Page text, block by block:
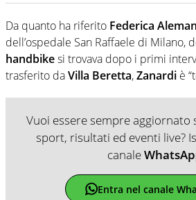
Da quanto ha riferito Federica
dell’ospedale San Raffaele di Milano,
handbikesi trovava dopo i primi
trasferito daVilla Beretta,Zanardi è
Vuoi essere sempre aggiornato
sport, risultati ed eventi live?
canale
Entra nel canale